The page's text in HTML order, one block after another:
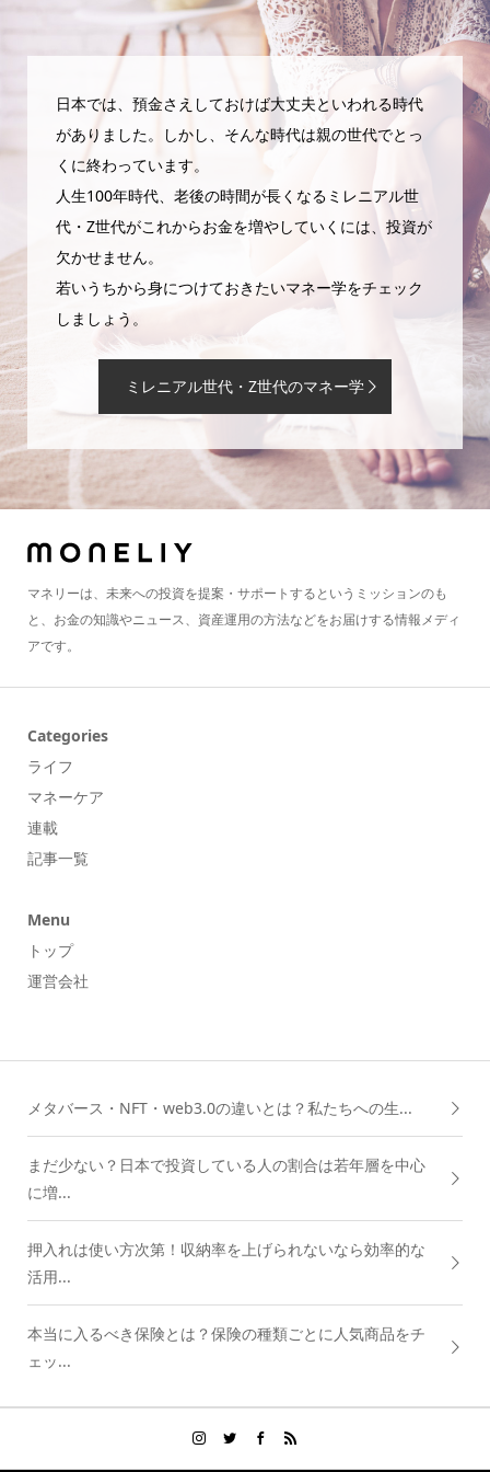
日本では、預金さえしておけば大丈夫といわれる時代
がありました。しかし、そんな時代は親の世代でとっ
くに終わっています。
人生100年時代、老後の時間が長くなるミレニアル世
代・Z世代がこれからお金を増やしていくには、投資が
欠かせません。
若いうちから身につけておきたいマネー学をチェック
しましょう。
ミレニアル世代・Z世代のマネー学
マネリーは、未来への投資を提案・サポートするというミッションのも
と、お金の知識やニュース、資産運用の方法などをお届けする情報メディ
アです。
Categories
ライフ
マネーケア
連載
記事一覧
Menu
トップ
運営会社
メタバース・NFT・web3.0の違いとは？私たちへの生...
まだ少ない？日本で投資している人の割合は若年層を中心
に増...
押入れは使い方次第！収納率を上げられないなら効率的な
活用...
本当に入るべき保険とは？保険の種類ごとに人気商品をチ
ェッ...